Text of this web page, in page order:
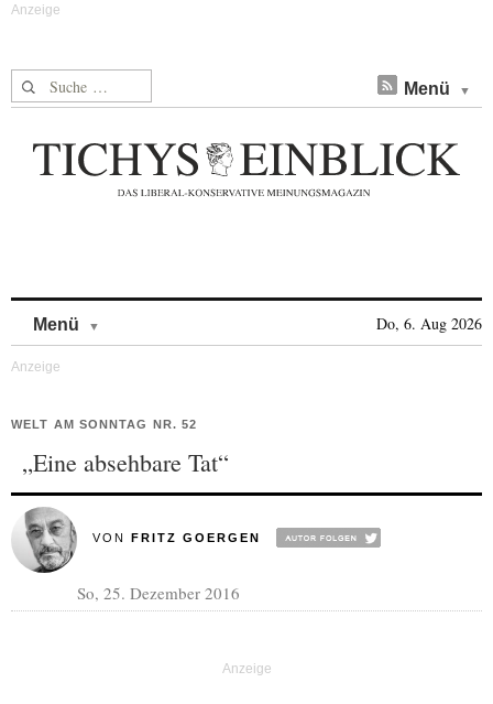
Suche nach: Menü
Menü Do, 6. Aug 2026
WELT AM SONNTAG NR. 52
„Eine absehbare Tat“
VON FRITZ GOERGEN
So, 25. Dezember 2016